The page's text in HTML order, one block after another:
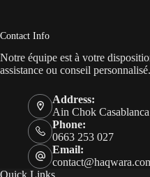
Contact Info
Notre équipe est à votre
assistance ou conseil personnalisé.
Address:
Ain Chok Casablanca
Phone:
0663 253 027
Email: